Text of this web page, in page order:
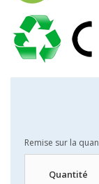
Remise sur la
Quantité